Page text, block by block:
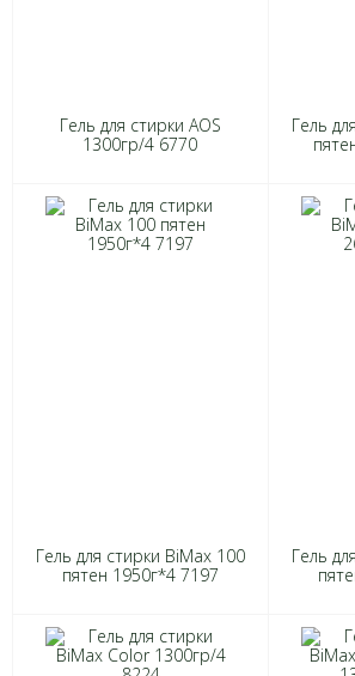
Гель для стирки AOS
1300гр/4 6770
Гель
Гель для стирки BiMax 100
пятен 1950г*4 7197
Гель